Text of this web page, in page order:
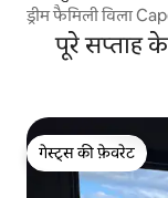
ड्रीम फैमिली विला
पूरे सप्ताह
गेस्ट्स की फ़ेवरेट
गेस्ट्स की फ़ेवरेट